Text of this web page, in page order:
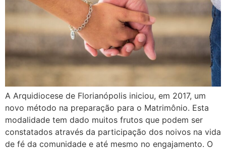
A Arquidiocese de Florianópolis iniciou, em 2017, um
novo método na preparação para o Matrimônio. Esta
modalidade tem dado muitos frutos que podem ser
constatados através da participação dos noivos na vida
de fé da comunidade e até mesmo no engajamento. O